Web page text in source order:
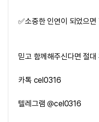
✅️소중한 인연이 되었으면
믿고 함께해주신다면 절
카톡 cel0316
텔레그램 @cel0316